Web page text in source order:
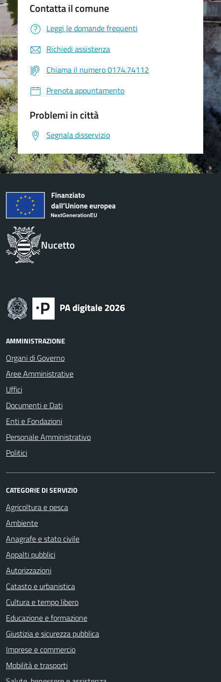
Contatta il comune
Leggi le domande frequenti
Richiedi assistenza
Chiama il numero 0174.74112
Prenota appuntamento
Problemi in città
Segnala disservizio
Nucetto
AMMINISTRAZIONE
Organi di Governo
Aree Amministrative
Uffici
Documenti e Dati
Enti e Fondazioni
Personale Amministrativo
Politici
CATEGORIE DI SERVIZIO
Agricoltura e pesca
Ambiente
Anagrafe e stato civile
Appalti pubblici
Autorizzazioni
Catasto e urbanistica
Cultura e tempo libero
Educazione e formazione
Giustizia e sicurezza pubblica
Imprese e commercio
Mobilità e trasporti